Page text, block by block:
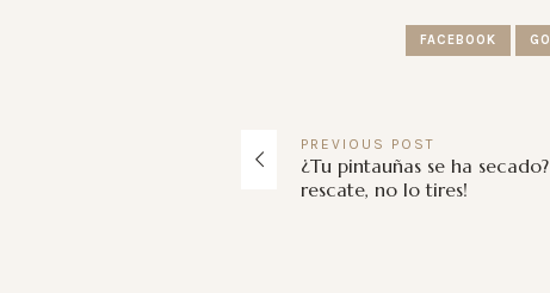
FACEBOOK
PREVIOUS POST
¿Tu pintauñas se ha secado?
rescate, no lo tires!